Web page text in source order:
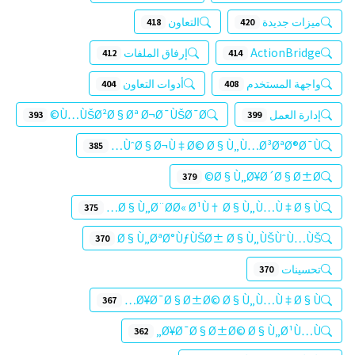
ميزات جديدة 420 التعاون 418
ActionBridge
414 إرفاق الملفات 412
واجهة المستخدم 408 أدوات التعاون 404
إدارة العمل 399
Ù…ÙŠØ²Ø§Øª Ø¬Ø¯ÙŠØ¯Ø©
393
ÙˆØ§Ø¬Ù‡Ø© Ø§Ù„Ù…Ø³ØªØ®Ø¯Ù…
385
Ø§Ù„Ø¥Ø´Ø§Ø±Ø©
379
Ø§Ù„Ø¨Ø­Ø« Ø¹Ù† Ø§Ù„Ù…Ù‡Ø§Ù…
375
Ø§Ù„ØªØ°ÙƒÙŠØ± Ø§Ù„ÙŠÙˆÙ…ÙŠ
370
تحسينات 370
Ø¥Ø¯Ø§Ø±Ø© Ø§Ù„Ù…Ù‡Ø§Ù…
367
Ø¥Ø¯Ø§Ø±Ø© Ø§Ù„Ø¹Ù…Ù„
362